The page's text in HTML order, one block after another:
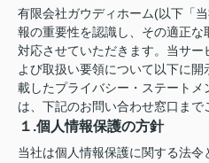
有限会社ガウディホーム(以下「
報の重要性を認識し、その適正な
対応させていただきます。当サ
よび取扱い要領について以下に
載したプライバシー・ステートメ
は、下記のお問い合わせ窓口まで
１.個人情報保護の方針
当社は個人情報保護に関する法